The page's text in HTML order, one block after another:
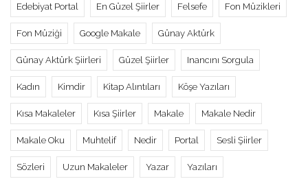
Edebiyat Portal En Güzel Şiirler Felsefe Fon Müzikleri
Fon Müziği Google Makale Günay Aktürk
Günay Aktürk Şiirleri Güzel Şiirler Inancını Sorgula
Kadın Kimdir Kitap Alıntıları Köşe Yazıları
Kısa Makaleler Kısa Şiirler Makale Makale Nedir
Makale Oku Muhtelif Nedir Portal Sesli Şiirler
Sözleri Uzun Makaleler Yazar Yazıları